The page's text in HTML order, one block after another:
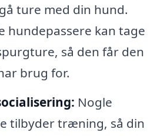
ture med din hund.
hundepassere kan tage
så den får den
brug for.
Nogle
tilbyder træning, så din